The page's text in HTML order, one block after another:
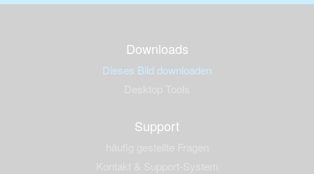
Downloads
Dieses Bild downloaden
Support